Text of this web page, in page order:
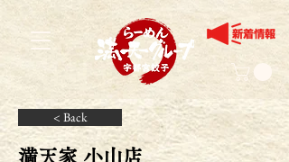
< Back
満天家 小山店